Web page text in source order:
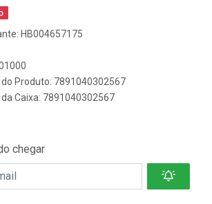
HB004657175
Produto: 7891040302567
Caixa: 7891040302567
chegar